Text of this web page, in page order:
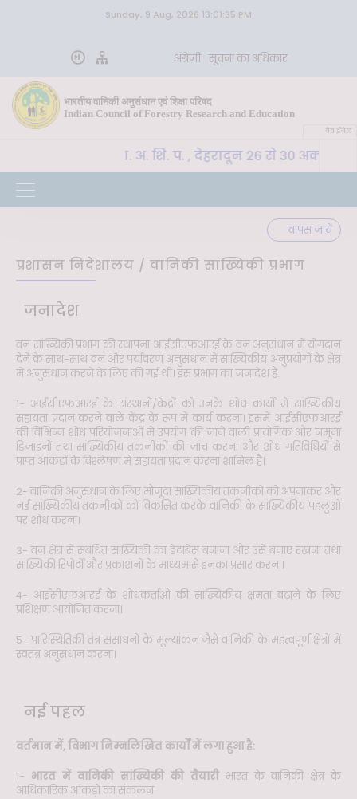
Sunday, 9 Aug, 2026 13:01:35 PM
अंग्रेज़ी सूचना का अधिकार
भारतीय वानिकी अनुसंधान एवं शिक्षा परिषद
Indian Council of Forestry Research and Education
वेब ईमेल
CoE-SLM, भा. वा. अ. शि. प. , देहरादून 26 से 30 अक्टूबर
वापस जायें
प्रशासन निदेशालय / वानिकी सांख्यिकी प्रभाग
जनादेश
वन सांख्यिकी प्रभाग की स्थापना आईसीएफआरई के वन अनुसंधान में योगदान
देने के साथ-साथ वन और पर्यावरण अनुसंधान में सांख्यिकीय अनुप्रयोगों के क्षेत्र
में अनुसंधान करने के लिए की गई थी। इस प्रभाग का जनादेश है:
1- आईसीएफआरई के संस्थानों/केंद्रों को उनके शोध कार्यों में सांख्यिकीय
सहायता प्रदान करने वाले केंद्र के रूप में कार्य करना। इसमें आईसीएफआरई
की विभिन्न शोध परियोजनाओं में उपयोग की जाने वाली प्रायोगिक और नमूना
डिजाइनों तथा सांख्यिकीय तकनीकों की जांच करना और शोध गतिविधियों से
प्राप्त आंकड़ों के विश्लेषण में सहायता प्रदान करना शामिल है।
2- वानिकी अनुसंधान के लिए मौजूदा सांख्यिकीय तकनीकों को अपनाकर और
नई सांख्यिकीय तकनीकों को विकसित करके वानिकी के सांख्यिकीय पहलुओं
पर शोध करना।
3- वन क्षेत्र से संबंधित सांख्यिकी का डेटाबेस बनाना और उसे बनाए रखना तथा
सांख्यिकी रिपोर्टों और प्रकाशनों के माध्यम से इनका प्रसार करना।
4- आईसीएफआरई के शोधकर्ताओं की सांख्यिकीय क्षमता बढ़ाने के लिए
प्रशिक्षण आयोजित करना।
5- पारिस्थितिकी तंत्र संसाधनों के मूल्यांकन जैसे वानिकी के महत्वपूर्ण क्षेत्रों में
स्वतंत्र अनुसंधान करना।
नई पहल
वर्तमान में, विभाग निम्नलिखित कार्यों में लगा हुआ है:
1- भारत में वानिकी सांख्यिकी की तैयारी भारत के वानिकी क्षेत्र के
आधिकारिक आंकड़ों का संकलन